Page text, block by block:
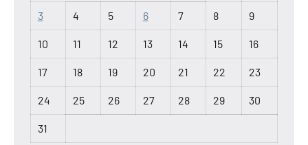
3 4 5 6 7 8 9
10 11 12 13 14 15 16
17 18 19 20 21 22 23
24 25 26 27 28 29 30
31